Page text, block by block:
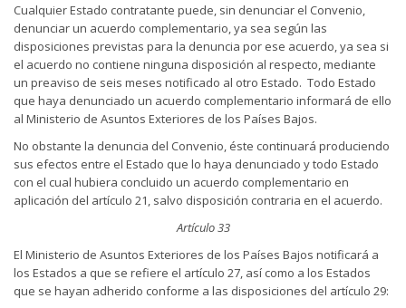
Cualquier Estado contratante puede, sin denunciar el Convenio,
denunciar un acuerdo complementario, ya sea según las
disposiciones previstas para la denuncia por ese acuerdo, ya sea si
el acuerdo no contiene ninguna disposición al respecto, mediante
un preaviso de seis meses notificado al otro Estado. Todo Estado
que haya denunciado un acuerdo complementario informará de ello
al Ministerio de Asuntos Exteriores de los Países Bajos.
No obstante la denuncia del Convenio, éste continuará produciendo
sus efectos entre el Estado que lo haya denunciado y todo Estado
con el cual hubiera concluido un acuerdo complementario en
aplicación del artículo 21, salvo disposición contraria en el acuerdo.
Artículo 33
El Ministerio de Asuntos Exteriores de los Países Bajos notificará a
los Estados a que se refiere el artículo 27, así como a los Estados
que se hayan adherido conforme a las disposiciones del artículo 29: